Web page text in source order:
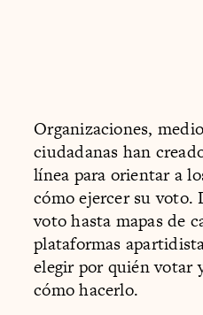
Organizaciones,
ciudadanas han
línea para orientar a
cómo ejercer su voto.
voto hasta mapas de
plataformas
elegir por quién votar
cómo hacerlo.